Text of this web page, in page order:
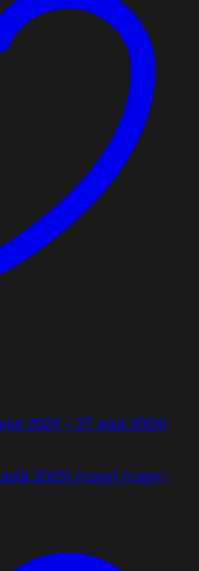
2024 – 27 aout 2024)